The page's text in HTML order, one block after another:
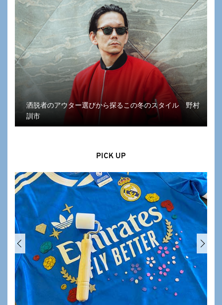
洒脱者のアウター選びから探るこの冬のスタイル 野村
訓市
PICK UP